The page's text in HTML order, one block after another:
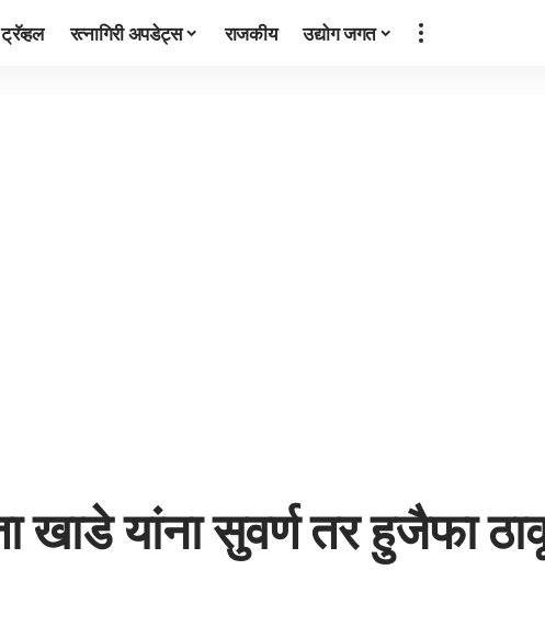
रत्नागिरी अपडेट्स राजकीय उद्योग जगत
खाडे यांना सुवर्ण तर हुजैफा